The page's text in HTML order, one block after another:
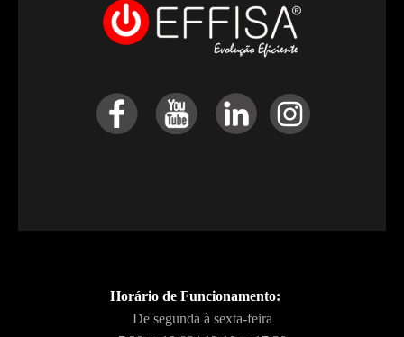
Horário de Funcionamento:
De segunda à sexta-feira